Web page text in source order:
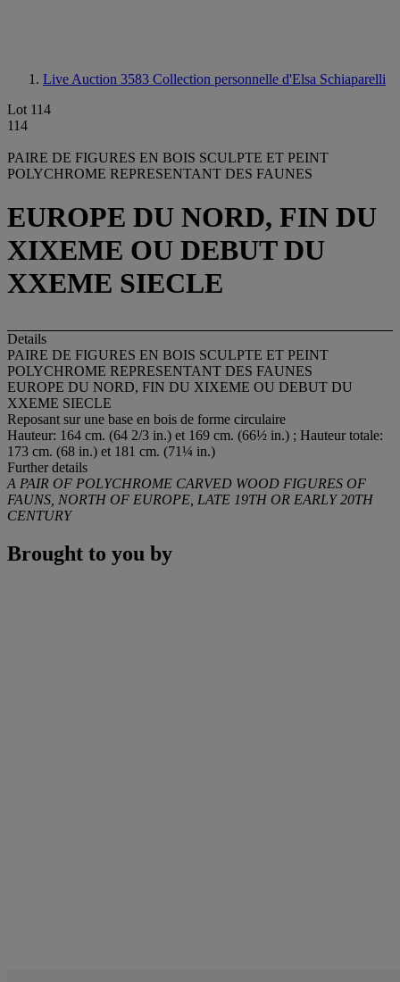
Live Auction 3583 Collection personnelle d'Elsa Schiaparelli
Lot 114
114
PAIRE DE FIGURES EN BOIS SCULPTE ET PEINT
POLYCHROME REPRESENTANT DES FAUNES
EUROPE DU NORD, FIN DU
XIXEME OU DEBUT DU
XXEME SIECLE
Details
PAIRE DE FIGURES EN BOIS SCULPTE ET PEINT
POLYCHROME REPRESENTANT DES FAUNES
EUROPE DU NORD, FIN DU XIXEME OU DEBUT DU
XXEME SIECLE
Reposant sur une base en bois de forme circulaire
Hauteur: 164 cm. (64 2/3 in.) et 169 cm. (66½ in.) ; Hauteur totale:
173 cm. (68 in.) et 181 cm. (71¼ in.)
Further details
A PAIR OF POLYCHROME CARVED WOOD FIGURES OF
FAUNS, NORTH OF EUROPE, LATE 19TH OR EARLY 20TH
CENTURY
Brought to you by